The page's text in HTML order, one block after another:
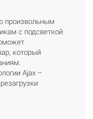
произвольным
с подсветкой
который
Ajax –